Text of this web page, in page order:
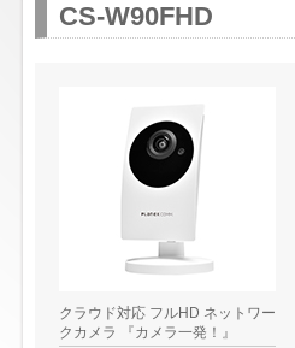
CS-W90FHD
クラウド対応 フルHD ネットワー
クカメラ 『カメラ一発！』